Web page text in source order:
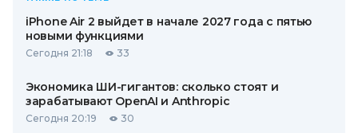
iPhone Air 2 выйдет в начале 2027 года с пятью
новыми функциями
Сегодня 21:18 33
Экономика ШИ-гигантов: сколько стоят и
зарабатывают OpenAI и Anthropic
Сегодня 20:19 30